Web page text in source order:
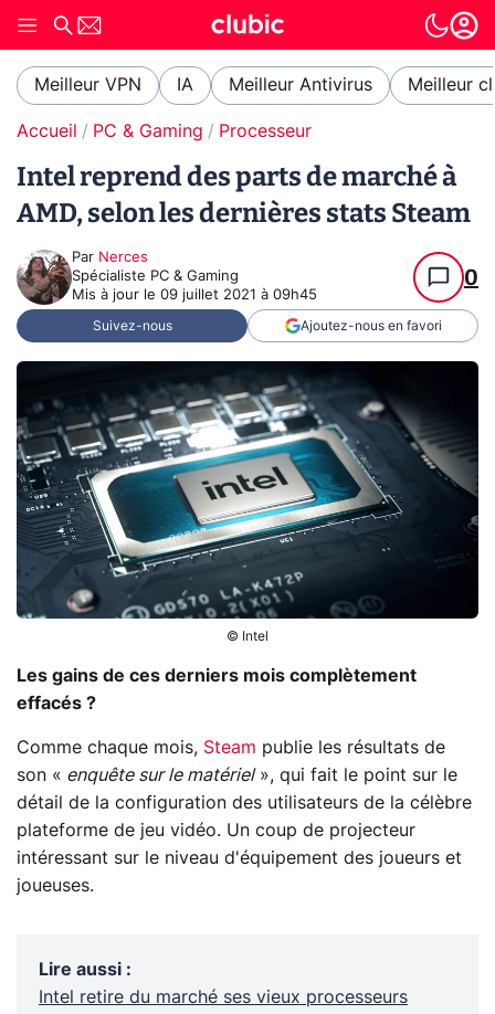
Meilleur VPN IA Meilleur Antivirus Meilleur
Accueil PC & Gaming Processeur
Intel reprend des parts de marché à
AMD, selon les dernières stats Steam
Par Nerces
Spécialiste PC & Gaming
Mis à jour le 09 juillet 2021 à 09h45
0
Suivez-nous Ajoutez-nous en favori
© Intel
Les gains de ces derniers mois complètement
effacés ?
Comme chaque mois, Steam publie les résultats de
son « enquête sur le matériel», qui fait le point sur le
détail de la configuration des utilisateurs de la célèbre
plateforme de jeu vidéo. Un coup de projecteur
intéressant sur le niveau d'équipement des joueurs et
joueuses.
Lire aussi :
Intel retire du marché ses vieux processeurs